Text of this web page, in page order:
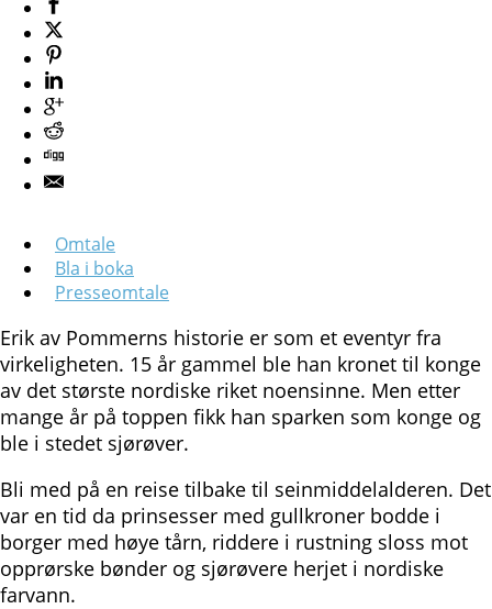
Omtale
Bla i boka
Presseomtale
Erik av Pommerns historie er som et eventyr fra
virkeligheten. 15 år gammel ble han kronet til konge
av det største nordiske riket noensinne. Men etter
mange år på toppen fikk han sparken som konge og
ble i stedet sjørøver.
Bli med på en reise tilbake til seinmiddelalderen. Det
var en tid da prinsesser med gullkroner bodde i
borger med høye tårn, riddere i rustning sloss mot
opprørske bønder og sjørøvere herjet i nordiske
farvann.